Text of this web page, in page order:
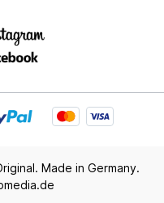
Made in Germany.